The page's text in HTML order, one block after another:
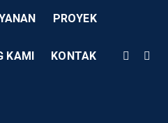
PROYEK
KAMI KONTAK